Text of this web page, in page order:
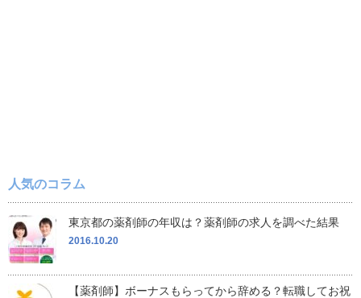
人気のコラム
東京都の薬剤師の年収は？薬剤師の求人を調べた結果
2016.10.20
【薬剤師】ボーナスもらってから辞める？転職してお祝